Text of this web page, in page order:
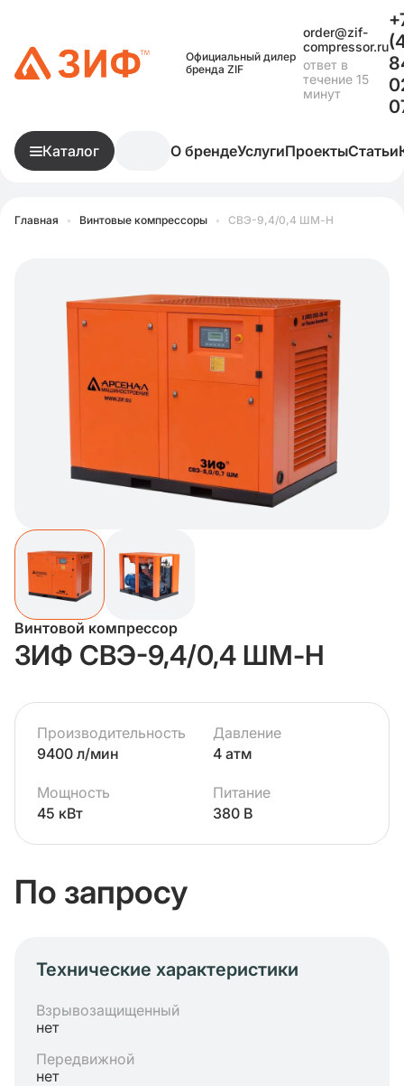
Официальный дилер
бренда ZIF
order@zif-
compressor.ru
ответ в
течение 15
минут
Каталог О брендеУслугиПроектыСтатьи
Главная • Винтовые компрессоры • СВЭ-9,4/0,4 ШМ-Н
Винтовой компрессор
ЗИФ СВЭ-9,4/0,4 ШМ-Н
Производительность
9400 л/мин
Давление
4 атм
Мощность
45 кВт
Питание
380 В
По запросу
Технические характеристики
Взрывозащищенный
нет
Передвижной
нет